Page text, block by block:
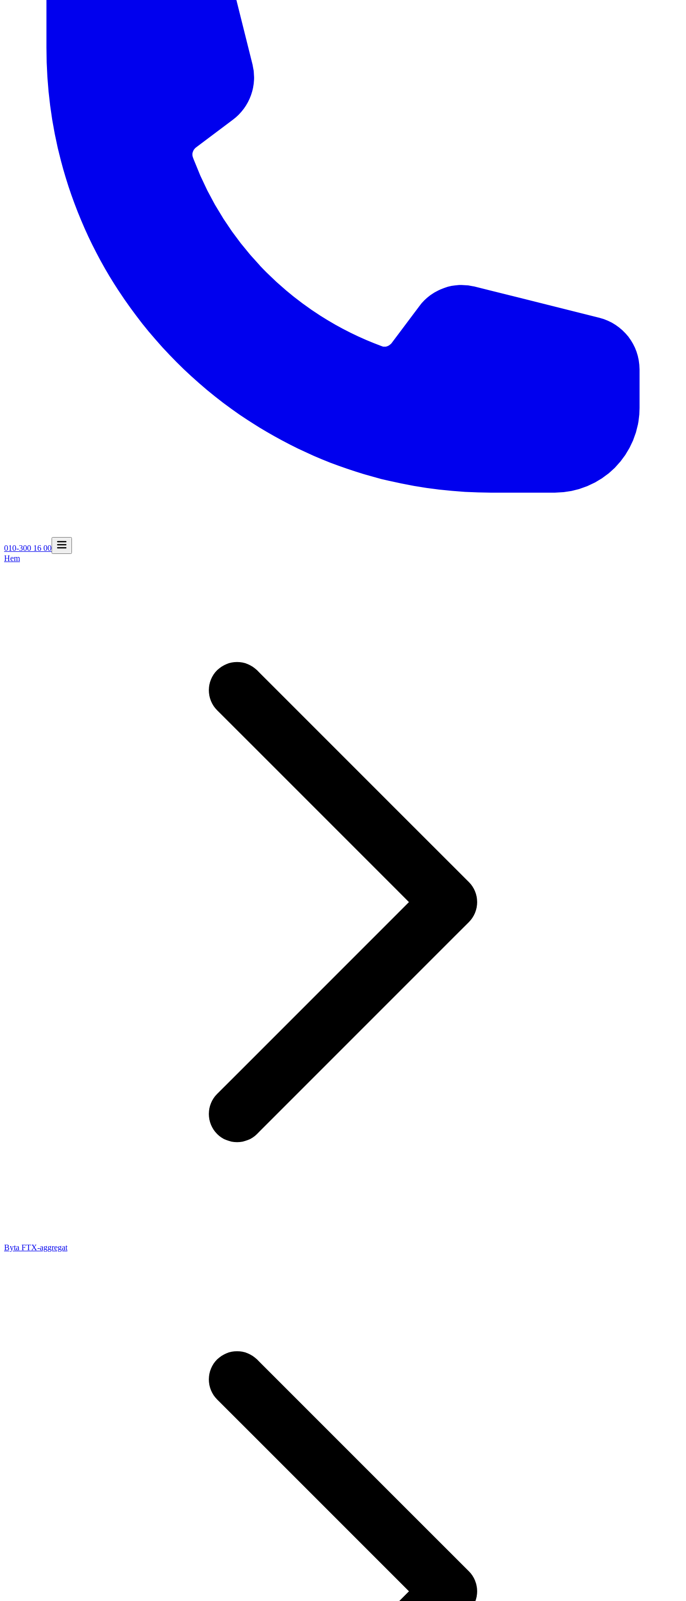
010-300 16 00
Hem
Byta FTX-aggregat